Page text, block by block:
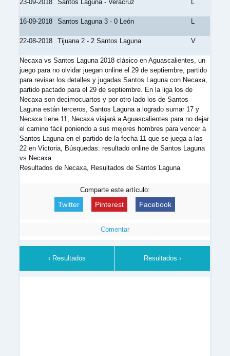
23-09-2018 Santos Laguna - Veracruz L
16-09-2018 Santos Laguna 3 - 0 León L
22-08-2018 Tijuana 2 - 2 Santos Laguna V
Necaxa vs Santos Laguna 2018 clásico en Aguascalientes, un
juego para no olvidar juegan online el 29 de septiembre, partido
para revisar los detalles y jugadas Santos Laguna con Necaxa,
partido pactado para el 29 de septiembre. En la liga los de
Necaxa son decimocuartos y por otro lado los de Santos
Laguna están terceros, Santos Laguna a logrado sumar 17 y
Necaxa tiene 11, Necaxa viajará a Aguascalientes para no dejar
el camino fácil poniendo a sus mejores hombres para vencer a
Santos Laguna en el partido de la fecha 11 que se juega a las
22 en Victoria, Búsquedas: resultado online de Santos Laguna
vs Necaxa.
Resultados de Necaxa, Resultados de Santos Laguna
Comparte este artículo:
Twitter Pinterest Facebook
Comentar
‹ Resultados Resultados ›